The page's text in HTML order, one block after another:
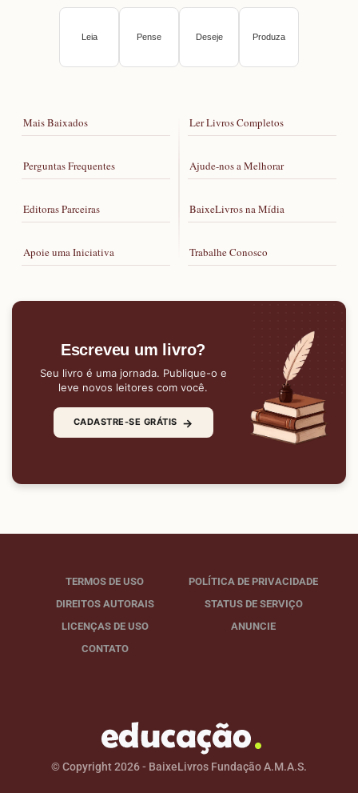
Leia Pense Deseje Produza
Mais Baixados
Perguntas Frequentes
Editoras Parceiras
Apoie uma Iniciativa
Ler Livros Completos
Ajude-nos a Melhorar
BaixeLivros na Mídia
Trabalhe Conosco
Escreveu um livro?
Seu livro é uma jornada. Publique-o e
leve novos leitores com você.
CADASTRE-SE GRÁTIS →
TERMOS DE USO
POLÍTICA DE PRIVACIDADE
DIREITOS AUTORAIS
STATUS DE SERVIÇO
LICENÇAS DE USO
ANUNCIE
CONTATO
© Copyright 2026 - BaixeLivros Fundação A.M.A.S.